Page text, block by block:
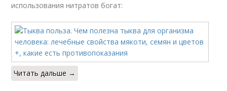
использования нитратов богат:
Читать дальше →